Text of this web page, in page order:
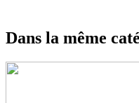
Dans la même